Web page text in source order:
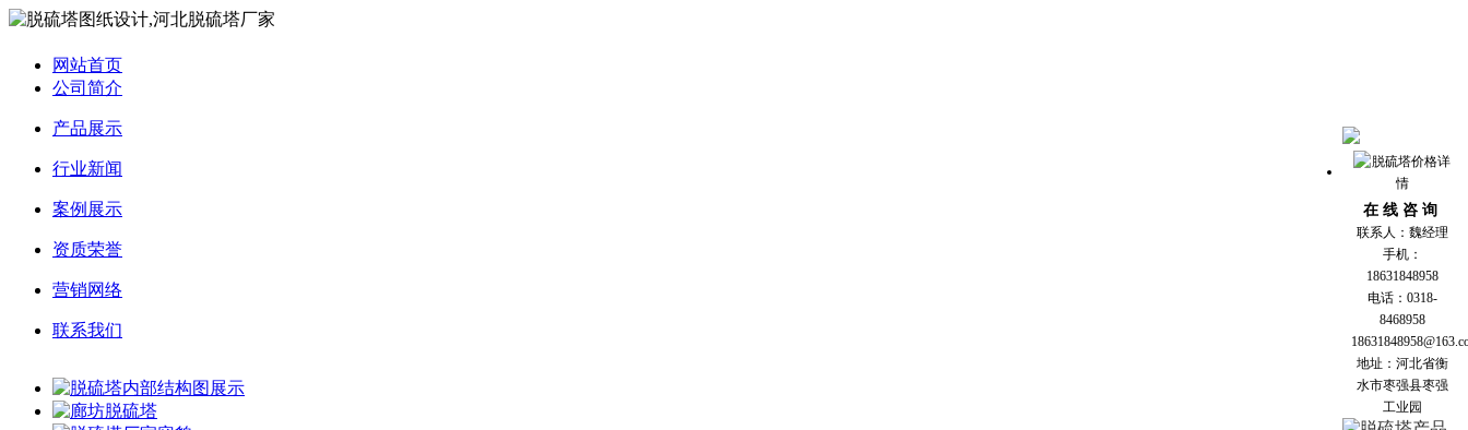
网站首页
公司简介
产品展示
行业新闻
案例展示
资质荣誉
营销网络
联系我们
在 线 咨 询
联系人：魏经理
手机：
18631848958
电话：0318-
8468958
地址：河北省衡
水市枣强县枣强
工业园